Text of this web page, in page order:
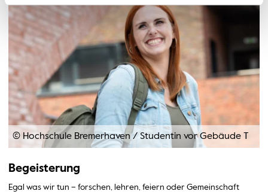
© Hochschule Bremerhaven/ Studentin vor Gebäude T
Begeisterung
Egal was wir tun – forschen, lehren, feiern oder Gemeinschaft